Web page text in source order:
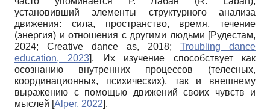
установивший элементы структурного анализа
движения: сила, пространство, время, течение
(энергия) и отношения с другими людьми [Рудестам,
2024; Creative dance as, 2018; Troubling dance
education, 2023]. Их изучение способствует как
осознанию внутренних процессов (телесных,
координационных, психических), так и внешнему
выражению с помощью движений своих чувств и
мыслей [Alper, 2022].